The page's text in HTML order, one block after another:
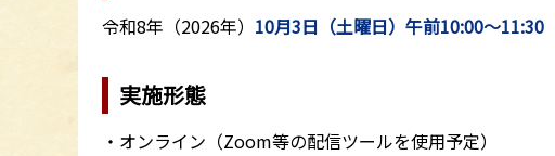
令和8年（2026年） 10月3日（土曜日）午前10:00～11:30
実施形態
・オンライン（Zoom等の配信ツールを使用予定）